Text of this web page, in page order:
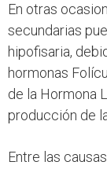
En otras
secundarias
hipofisaria,
hormonas
de la Hormona
producción de
Entre las